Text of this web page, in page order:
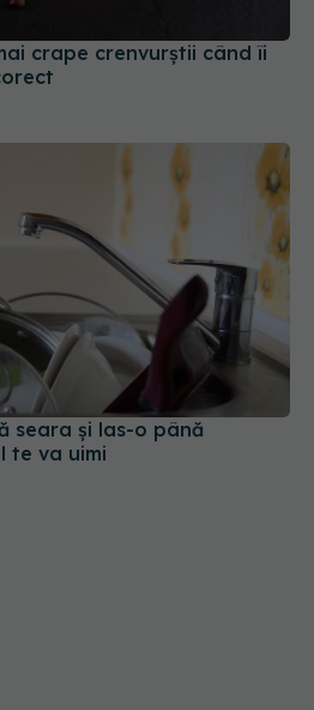
seara și las-o până
te va uimi